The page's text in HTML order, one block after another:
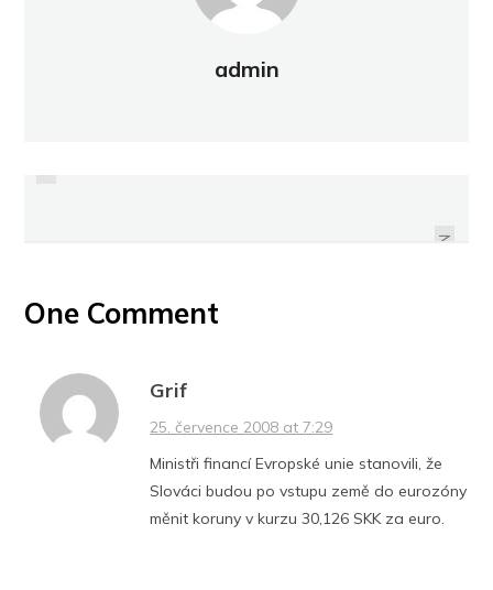
admin
NEXT
One Comment
Grif
25. července 2008 at 7:29
Ministři financí Evropské unie stanovili, že
Slováci budou po vstupu země do eurozóny
měnit koruny v kurzu 30,126 SKK za euro.